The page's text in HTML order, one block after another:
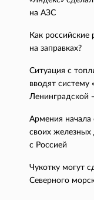
на АЗС
Как российские
на заправках?
Ситуация с
вводят систему
Ленинградской
Армения начала
своих железных
с Россией
Чукотку могут
Северного